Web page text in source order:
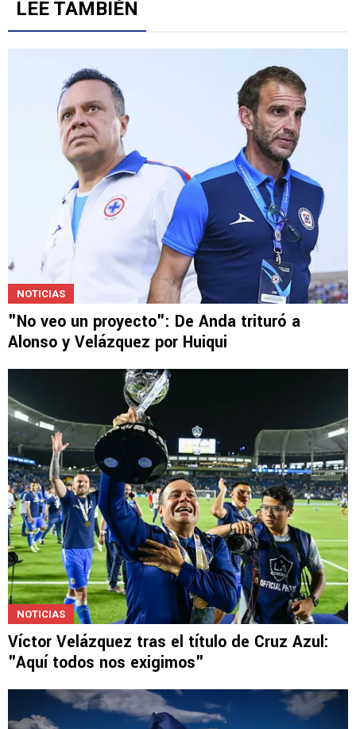
LEE TAMBIÉN
NOTICIAS
"No veo un proyecto": De Anda trituró a
Alonso y Velázquez por Huiqui
NOTICIAS
Víctor Velázquez tras el título de Cruz Azul:
"Aquí todos nos exigimos"